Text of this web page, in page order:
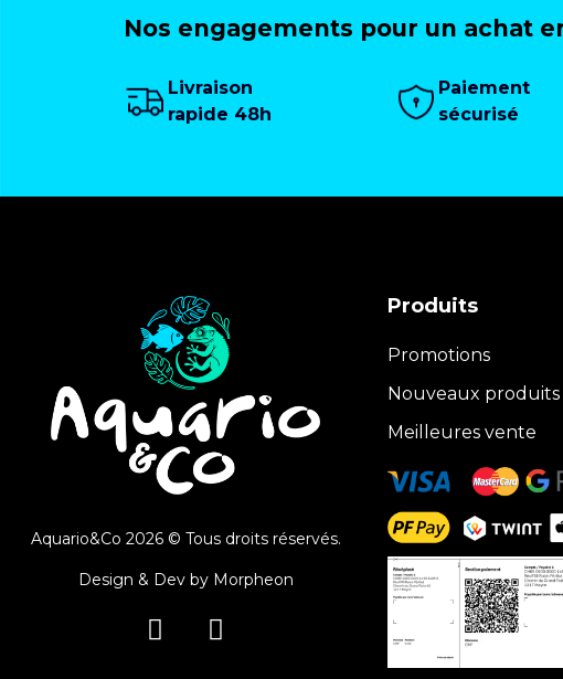
Nos engagements pour un achat
Livraison
rapide 48h
Paiement
sécurisé
Aquario&Co 2026 © Tous droits réservés.
Design & Dev by Morpheon
Produits
Promotions
Nouveaux produits
Meilleures vente